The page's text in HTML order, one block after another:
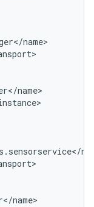
</name>
>
</name>
>
. sensorservice</
>
</name>